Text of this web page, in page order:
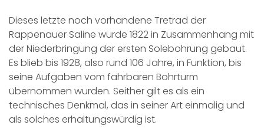
Dieses letzte noch vorhandene Tretrad der
Rappenauer Saline wurde 1822 in Zusammenhang mit
der Niederbringung der ersten Solebohrung gebaut.
Es blieb bis 1928, also rund 106 Jahre, in Funktion, bis
seine Aufgaben vom fahrbaren Bohrturm
übernommen wurden. Seither gilt es als ein
technisches Denkmal, das in seiner Art einmalig und
als solches erhaltungswürdig ist.